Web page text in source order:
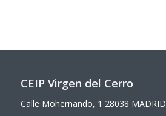
CEIP Virgen del Cerro
Calle Mohernando, 1 28038 MADRID